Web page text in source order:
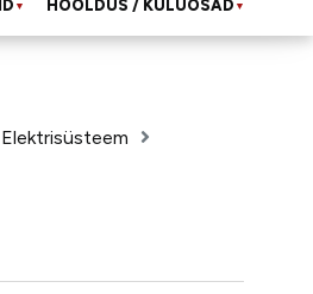
▼ HOOLDUS / KULUOSAD ▼
Elektrisüsteem